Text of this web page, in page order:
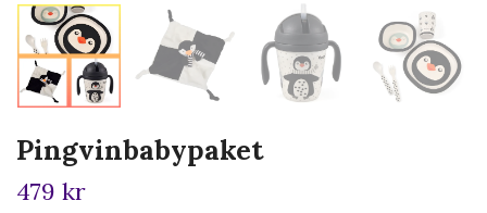
Pingvinbabypaket
479 kr